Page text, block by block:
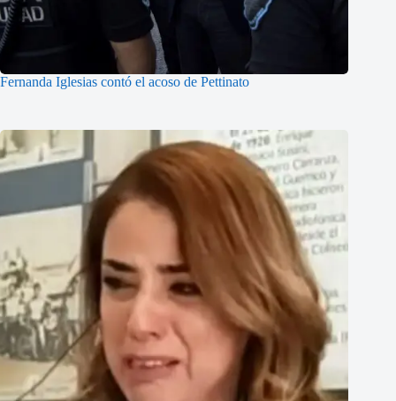
Fernanda Iglesias contó el acoso de Pettinato